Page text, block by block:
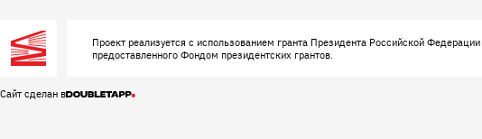
Проект реализуется с использованием гранта Президента Российской
предоставленного Фондом президентских грантов.
Сайт сделан в